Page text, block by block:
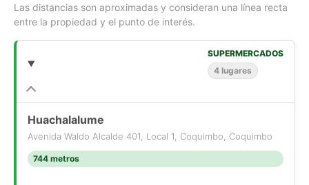
Las distancias son aproximadas y consideran una línea recta
entre la propiedad y el punto de interés.
SUPERMERCADOS
4 lugares
Huachalalume
Avenida Waldo Alcalde 401, Local 1, Coquimbo, Coquimbo
744 metros